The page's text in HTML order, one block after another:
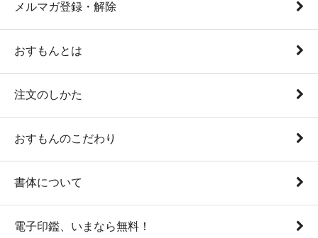
メルマガ登録・解除
おすもんとは
注文のしかた
おすもんのこだわり
書体について
電子印鑑、いまなら無料！